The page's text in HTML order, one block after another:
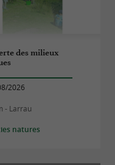
des milieux
2026
- Larrau
natures